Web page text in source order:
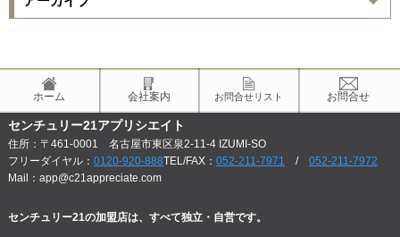
ホーム 会社案内 お問合せリスト お問合せ
センチュリー21アプリシエイト
住所：〒461-0001 名古屋市東区泉2-11-4 IZUMI-SO
フリーダイヤル： 0120-920-888TEL/FAX： 052-211-7971 / 052-211-7972
Mail：app@c21appreciate.com
センチュリー21の加盟店は、すべて独立・自営です。